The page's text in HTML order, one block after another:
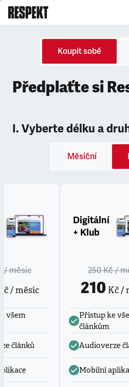
Koupit sobě
Předplaťte si
I. Vyberte délku a
Měsíční
/ měsíc
/ měsíc
všem
článků
Digitální
+ Klub
250 Kč/
210 Kč /
Přístup ke
článkům
Audioverze
Mobilní